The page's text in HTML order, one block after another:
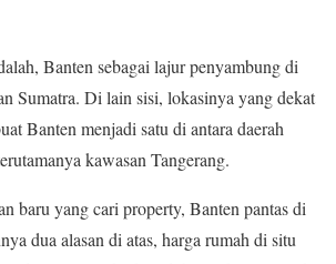
Banten sebagai lajur penyambung di
Sumatra. Di lain sisi, lokasinya yang dekat
Banten menjadi satu di antara daerah
kawasan Tangerang.
baru yang cari property, Banten pantas di
dua alasan di atas, harga rumah di situ